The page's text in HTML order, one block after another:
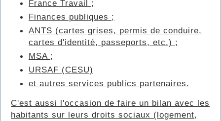
France Travail ;
Finances publiques ;
ANTS (cartes grises, permis de conduire,
cartes d'identité, passeports, etc.) ;
MSA ;
URSAF (CESU)
et autres services publics partenaires.
C'est aussi l'occasion de faire un bilan avec les
habitants sur leurs droits sociaux (logement,